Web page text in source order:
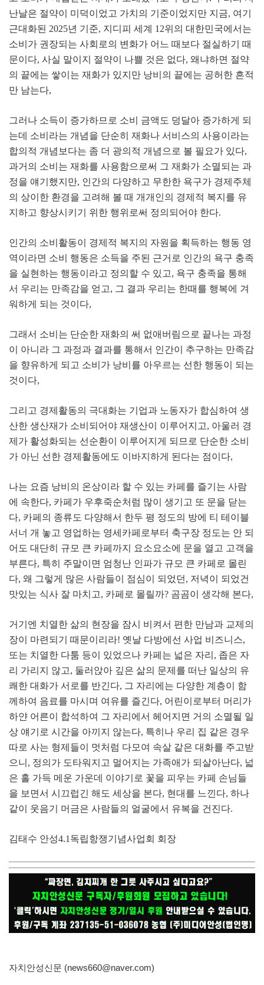
난날은 절약이 미덕이었고 가치의 기준이었지만 지금, 여기
근대화된 2025년 기준, 지디피 세계 12위의 대한민국에서는
소비가 권장되는 사회로의 변화가 어느 때보다 절실하기 때
문이다, 사실 말이지 절약이 나쁠 것은 없다, 왜냐하면 절약
의 끝에는 쌓이는 재화가 있지만 낭비의 끝에는 공허한 흔적
만 남는다,
그러나 소득이 증가하므로 소비 금액도 덩달아 증가하게 되
는데 소비라는 개념을 단순히 재화나 서비스의 사용이라는
합의적 개념보다는 좀 더 광의적 개념으로 볼 필요가 있다,
과거의 소비는 재화를 사용함으로써 그 재화가 소멸되는 과
정을 얘기했지만, 인간의 다양하고 무한한 욕구가 경제주체
의 상이한 환경을 고려해 볼 때 개개인의 경제적 복지를 유
지하고 향상시키기 위한 행위로써 정의되어야 한다.
인간의 소비활동이 경제적 복지의 자원을 획득하는 행동 영
역이라면 소비 행동은 소득을 주된 근거로 인간의 욕구 충족
을 실현하는 행동이라고 정의할 수 있고, 욕구 충족을 통해
서 우리는 만족감을 얻고, 그 결과 우리는 한때를 행복에 겨
워하게 되는 것이다,
그래서 소비는 단순한 재화의 써 없애버림으로 끝나는 과정
이 아니라 그 과정과 결과를 통해서 인간이 추구하는 만족감
을 향유하게 되고 소비가 낭비를 아우르는 선한 행동이 되는
것이다,
그리고 경제활동의 극대화는 기업과 노동자가 합심하여 생
산한 생산재가 소비되어야 재생산이 이루어지고, 아울러 경
제가 활성화되는 선순환이 이루어지게 되므로 단순한 소비
가 아닌 선한 경제활동에도 이바지하게 된다는 점이다,
나는 요즘 낭비의 온상이라 할 수 있는 카페를 즐기는 사람
에 속한다, 카페가 우후죽순처럼 많이 생기고 또 문을 닫는
다, 카페의 종류도 다양해서 한두 평 정도의 방에 티 테이블
서너 개 놓고 영업하는 영세카페로부터 축구장 정도는 안 되
어도 대단히 규모 큰 카페까지 요소요소에 문을 열고 고객을
부른다, 특히 주말이면 엄청난 인파가 규모 큰 카페로 몰린
다, 왜 그렇게 많은 사람들이 점심이 되었던 , 저녁이 되었건
맛있는 식사 잘 마치고, 카페로 몰릴까? 곰곰이 생각해 본다,
거기엔 치열한 삶의 현장을 잠시 비켜서 편한 만남과 교제의
장이 마련되기 때문이리라! 옛날 다방에선 사업 비즈니스,
또는 치열한 다툼 등이 있었으나 카페는 넓은 자리 , 좁은 자
리 가리지 않고, 둘러앉아 깊은 삶의 문제를 떠난 일상의 유
쾌한 대화가 서로를 반긴다, 그 자리에는 다양한 계층이 함
께하여 음료를 마시며 여유를 즐긴다, 어린이로부터 머리가
하얀 어른이 합석하여 그 자리에서 헤어지면 거의 소멸될 일
상 얘기로 시간을 아끼지 않는다, 특히나 우리 집 같은 경우
따로 사는 형제들이 멋처럼 다모여 속살 같은 대화를 주고받
으니 , 정의가 도타워지고 멀어지는 가족애가 되살아난다, 넓
은 홀 가득 메운 가운데 이야기로 꽃을 피우는 카페 손님들
을 보면서 시끄럽긴 해도 세상을 본다, 현대를 느낀다, 하나
같이 웃음기 머금은 사람들의 얼굴에서 유복을 건진다.
김태수 안성4.1 독립항쟁기념사업회 회장
자치안성신문 (news660@naver.com)